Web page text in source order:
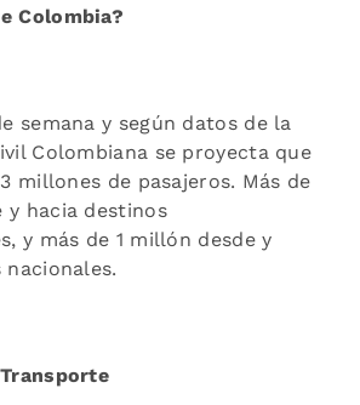
Colombia?
semana y según datos de la
Colombiana se proyecta que
millones de pasajeros. Más de
y hacia destinos
y más de 1 millón desde y